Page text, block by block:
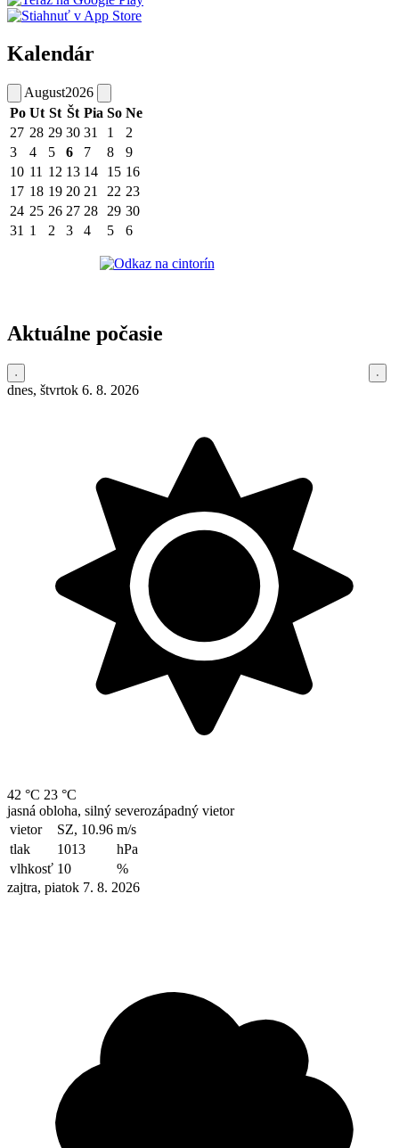
Kalendár
August2026
Po Ut St Št Pia So Ne
27 28 29 30 31 1
2
3
4 5 6 7 8
9
10 11 12 13 14 15 16
17 18 19 20 21 22 23
24 25 26 27 28 29 30
31 1 2 3 4 5 6
Aktuálne počasie
dnes, štvrtok 6. 8. 2026
42 °C 23 °C
jasná obloha, silný severozápadný vietor
vietor
SZ, 10.96 m/s
tlak
1013
hPa
vlhkosť 10
%
zajtra, piatok 7. 8. 2026